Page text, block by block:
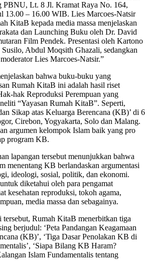
PBNU, Lt. 8 Jl. Kramat Raya No. 164,
13.00 – 16.00 WIB. Lies Marcoes-Natsir
KitaB kepada media massa menjelaskan
dan Launching Buku oleh Dr. David
Film Pendek. Presentasi oleh Kartono
Abdul Moqsith Ghazali, sedangkan
Lies Marcoes-Natsir.”
bahwa buku-buku yang
Rumah KitaB ini adalah hasil riset
hak Reproduksi Perempuan yang
“Yayasan Rumah KitaB”. Seperti,
Sikap atas Keluarga Berencana (KB)’ di 6
Cirebon, Yogyakarta, Solo dan Malang.
argumen kelompok Islam baik yang pro
program KB.
lapangan tersebut menunjukkan bahwa
menentang KB berlandaskan argumentasi
ideologi, sosial, politik, dan ekonomi.
diketahui oleh para pengamat
kesehatan reproduksi, tokoh agama,
media massa dan sebagainya.
tersebut, Rumah KitaB menerbitkan tiga
berjudul: ‘Peta Pandangan Keagamaan
(KB)’, ‘Tiga Dasar Penolakan KB di
‘Siapa Bilang KB Haram?
Islam Fundamentalis tentang